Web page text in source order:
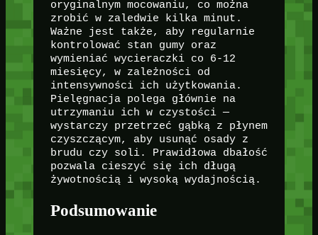
oryginalnym mocowaniu, co można
zrobić w zaledwie kilka minut.
Ważne jest także, aby regularnie
kontrolować stan gumy oraz
wymieniać wycieraczki co 6-12
miesięcy, w zależności od
intensywności ich użytkowania.
Pielęgnacja polega głównie na
utrzymaniu ich w czystości —
wystarczy przetrzeć gąbką z płynem
czyszczącym, aby usunąć osady z
brudu czy soli. Prawidłowa dbałość
pozwala cieszyć się ich długą
żywotnością i wysoką wydajnością.
Podsumowanie